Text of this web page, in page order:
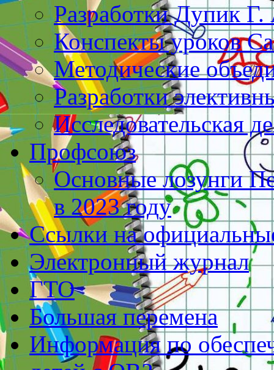
Разработки Дупик
Конспекты уроков
Методические
Разработки
Исследовательская
Профсоюз
Основные лозунги
в 2023 году
Ссылки на
Электронный журнал
ГТО
Большая перемена
Информация по